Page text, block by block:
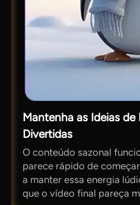
Mantenha as Ideias de
Divertidas
O conteúdo sazonal
parece rápido de
a manter essa energia
que o vídeo final pareça